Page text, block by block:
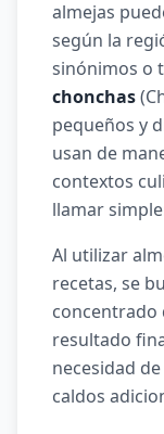
almejas
según la
sinónimos o
chonchas
pequeños y
usan de
contextos
llamar
Al utilizar
recetas, se
concentrado
resultado
necesidad
caldos